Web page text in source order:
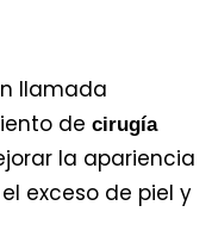
llamada
de cirugía
la apariencia
exceso de piel y